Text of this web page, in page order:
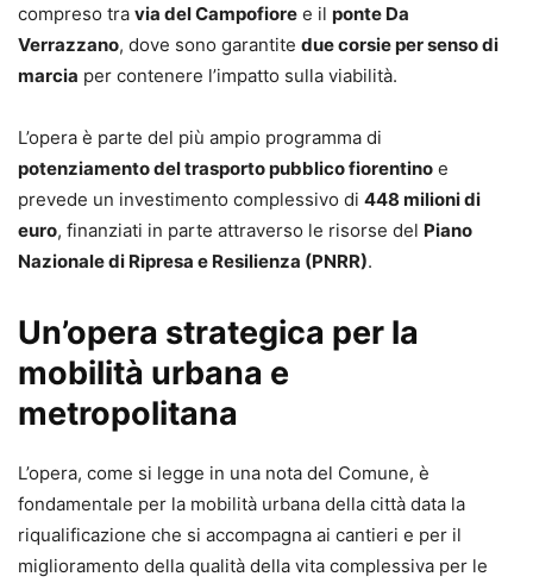
compreso tra via del Campofiore e il ponte Da
Verrazzano, dove sono garantite due corsie per senso di
marcia per contenere l’impatto sulla viabilità.
L’opera è parte del più ampio programma di
potenziamento del trasporto pubblico fiorentino e
prevede un investimento complessivo di 448 milioni di
euro, finanziati in parte attraverso le risorse del Piano
Nazionale di Ripresa e Resilienza (PNRR).
Un’opera strategica per la
mobilità urbana e
metropolitana
L’opera, come si legge in una nota del Comune, è
fondamentale per la mobilità urbana della città data la
riqualificazione che si accompagna ai cantieri e per il
miglioramento della qualità della vita complessiva per le